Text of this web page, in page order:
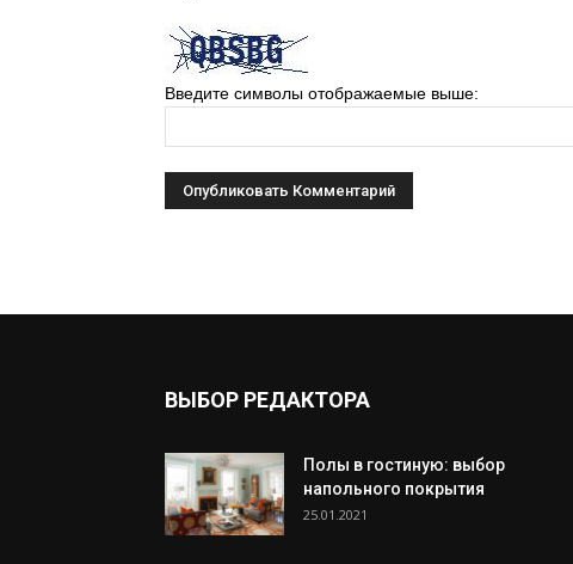
Введите символы отображаемые выше:
ВЫБОР РЕДАКТОРА
Полы в гостиную: выбор
напольного покрытия
25.01.2021